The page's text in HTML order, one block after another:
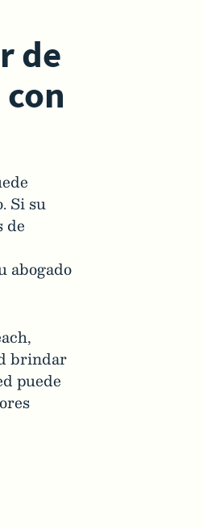
de
Si su
de
abogado
brindar
puede